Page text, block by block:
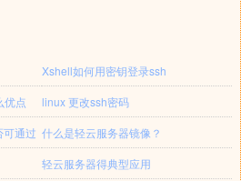
Xshell如何用密钥登录ssh
优点
linux 更改ssh密码
通过 什么是轻云服务器镜像？
轻云服务器得典型应用